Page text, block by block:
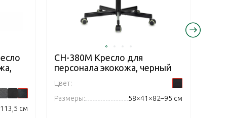
см
CH-380M Кресло для
персонала экокожа, черный
Цвет:
Размеры:
58×41×82–95 см